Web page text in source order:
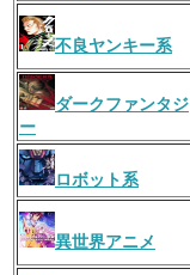
不良ヤンキー系
ダークファンタジ
ー
ロボット系
異世界アニメ